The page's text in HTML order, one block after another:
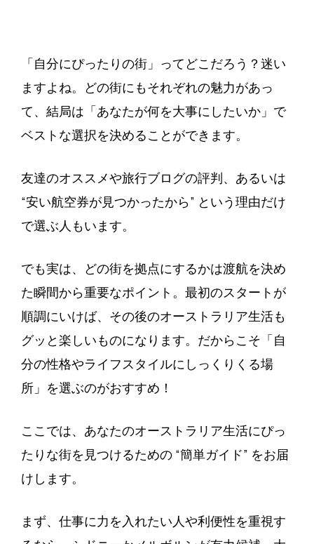
「自分にぴったりの街」ってどこだろう？迷い
ますよね。どの街にもそれぞれの魅力があっ
て、結局は「あなたが何を大事にしたいか」で
ベストな選択を決めることができます。
友達のオススメや旅行ブログの評判、あるいは
“安い航空券が見つかったから” という理由だけ
で選ぶ人もいます。
でも実は、どの街を拠点にするかは渡航を決め
た瞬間から重要なポイント。最初のスタートが
順調にいけば、その後のオーストラリア生活も
グッと楽しいものになります。だからこそ「自
分の性格やライフスタイルにしっくりくる場
所」を選ぶのがおすすめ！
ここでは、あなたのオーストラリア生活にぴっ
たりな街を見つけるための “簡単ガイド” をお届
けします。
まず、仕事に力を入れたい人や利便性を重視す